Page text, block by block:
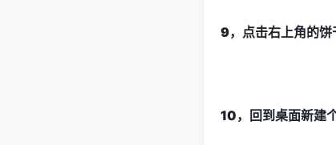
9，点击右上角的饼
10，回到桌面新建